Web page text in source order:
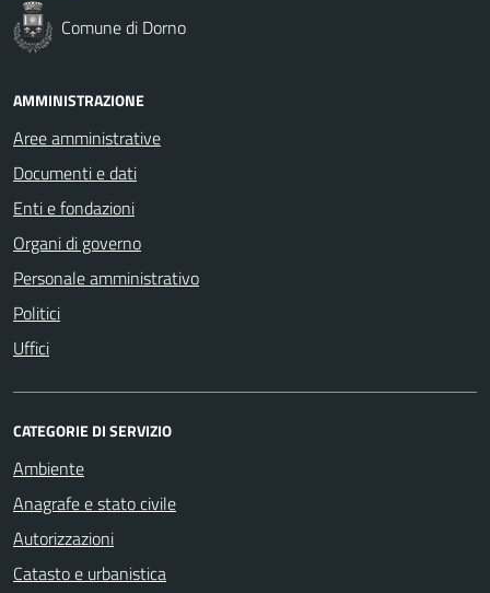
Comune di Dorno
AMMINISTRAZIONE
Aree amministrative
Documenti e dati
Enti e fondazioni
Organi di governo
Personale amministrativo
Politici
Uffici
CATEGORIE DI SERVIZIO
Ambiente
Anagrafe e stato civile
Autorizzazioni
Catasto e urbanistica